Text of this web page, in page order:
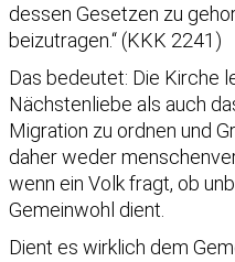
dessen Gesetzen zu
beizutragen.“ (KKK 2241)
Das bedeutet: Die Kirche
Nächstenliebe als auch
Migration zu ordnen und
daher weder
wenn ein Volk fragt, ob
Gemeinwohl dient.
Dient es wirklich dem